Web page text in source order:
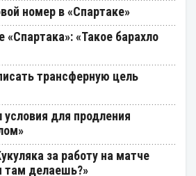
номер в «Спартаке»
«Спартака»: «Такое барахло
трансферную цель
условия для продления
за работу на матче
там делаешь?»